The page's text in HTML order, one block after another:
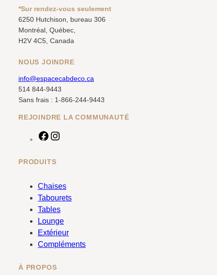
*Sur rendez-vous seulement
6250 Hutchison, bureau 306
Montréal, Québec,
H2V 4C5, Canada
NOUS JOINDRE
info@espacecabdeco.ca
514 844-9443
Sans frais : 1-866-244-9443
REJOINDRE LA COMMUNAUTÉ
F
c
b
o
PRODUITS
Chaises
Tabourets
Tables
Lounge
Extérieur
Compléments
À PROPOS